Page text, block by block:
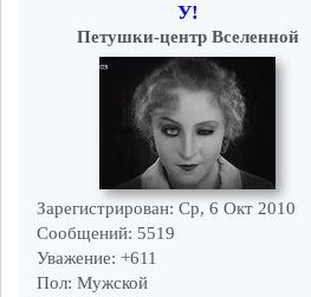
У!
Петушки-центр Вселенной
Зарегистрирован: Ср, 6 Окт 2010
Сообщений: 5519
Уважение: +611
Пол: Мужской